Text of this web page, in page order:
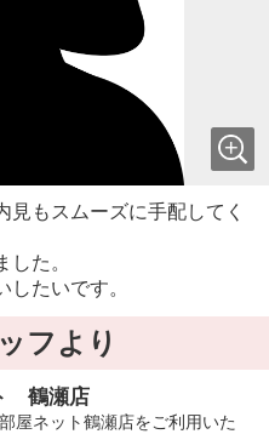
もスムーズに手配してく
た。
したいです。
フより
鶴瀬店
屋ネット鶴瀬店をご利用いた